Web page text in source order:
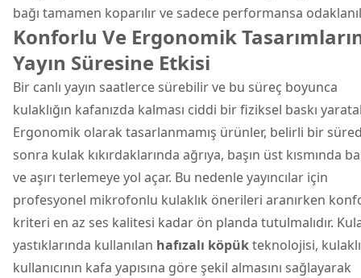
bağı tamamen koparılır ve sadece performansa
Konforlu Ve Ergonomik
Yayın Süresine Etkisi
Bir canlı yayın saatlerce sürebilir ve bu süreç boyunca
kulaklığın kafanızda kalması ciddi bir fiziksel baskı
Ergonomik olarak tasarlanmamış ürünler, belirli bir
sonra kulak kıkırdaklarında ağrıya, başın üst kısmında
ve aşırı terlemeye yol açar. Bu nedenle yayıncılar için
profesyonel mikrofonlu kulaklık önerileri aranırken
kriteri en az ses kalitesi kadar ön planda tutulmalıdır.
yastıklarında kullanılan hafızalı köpükteknolojisi,
kullanıcının kafa yapısına göre şekil almasını sağlayarak